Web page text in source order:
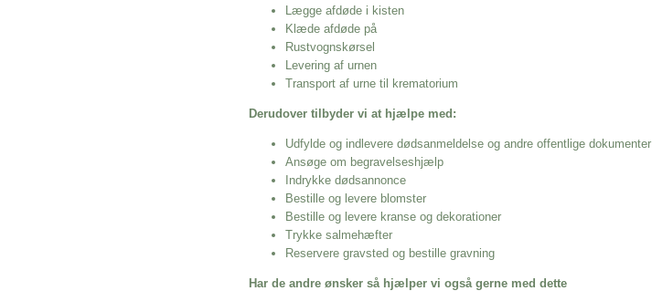
Lægge afdøde i kisten
Klæde afdøde på
Rustvognskørsel
Levering af urnen
Transport af urne til krematorium
Derudover tilbyder vi at hjælpe med:
Udfylde og indlevere dødsanmeldelse og andre offentlige dokumenter
Ansøge om begravelseshjælp
Indrykke dødsannonce
Bestille og levere blomster
Bestille og levere kranse og dekorationer
Trykke salmehæfter
Reservere gravsted og bestille gravning
Har de andre ønsker så hjælper vi også gerne med dette